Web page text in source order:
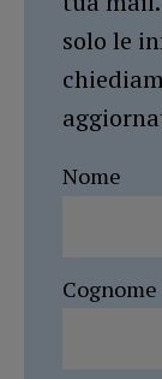
solo le
Nome
Cognome